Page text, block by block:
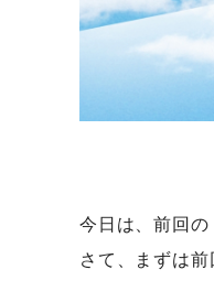
今日は、前回の
さて、まずは